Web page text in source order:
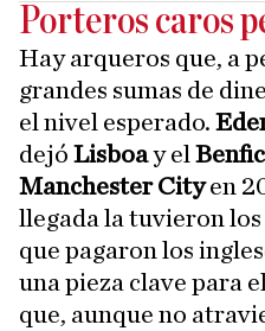
Porteros caros
Hay arqueros que, a
grandes sumas de
el nivel esperado.
dejó Lisboay el
Manchester Cityen
llegada la tuvieron los
que pagaron los
una pieza clave para
que, aunque no